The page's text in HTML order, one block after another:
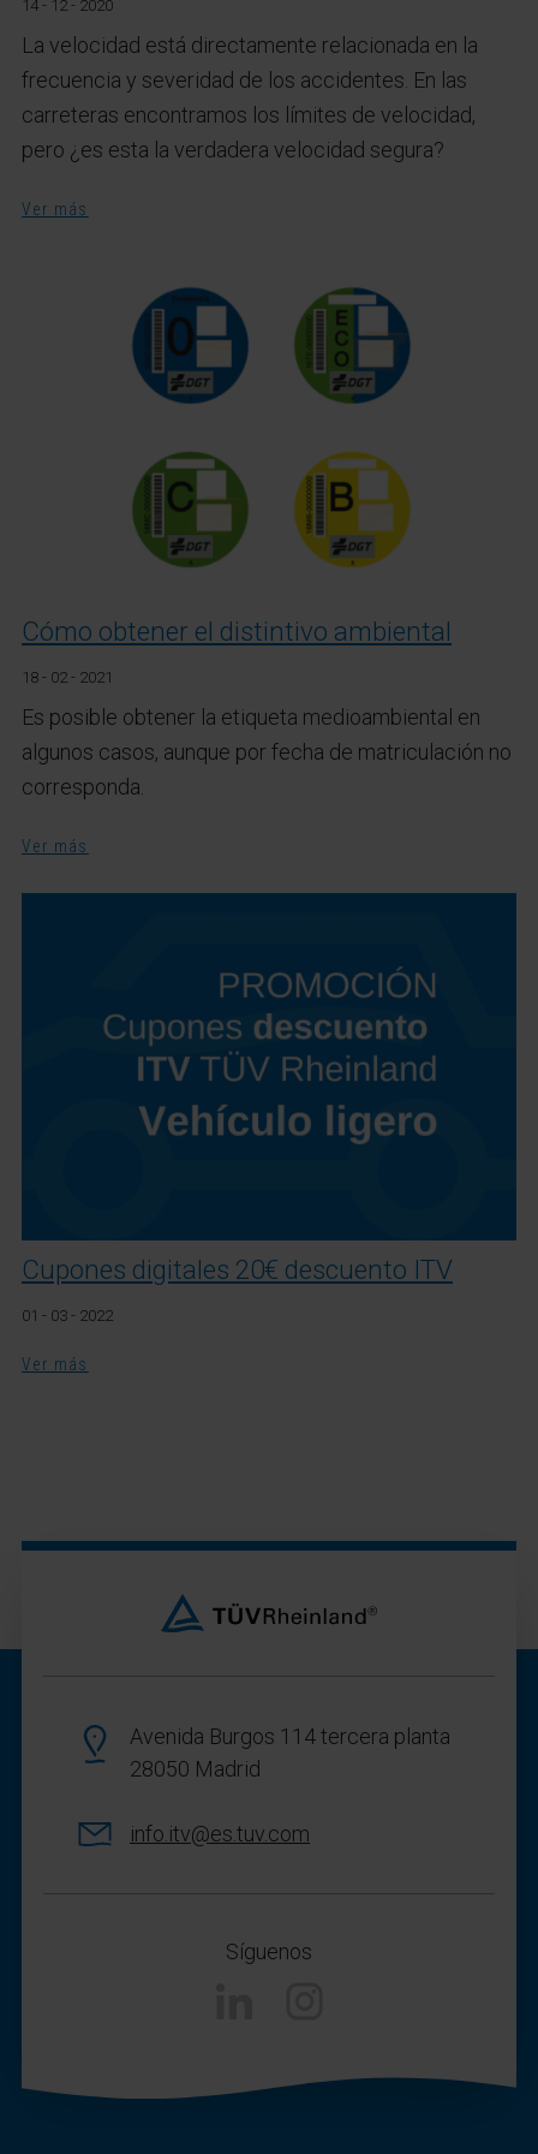
14 - 12 - 2020
La velocidad está directamente relacionada en la
frecuencia y severidad de los accidentes. En las
carreteras encontramos los límites de velocidad,
pero ¿es esta la verdadera velocidad segura?
Ver más
Cómo obtener el distintivo ambiental
18 - 02 - 2021
Es posible obtener la etiqueta medioambiental en
algunos casos, aunque por fecha de matriculación no
corresponda.
Ver más
Cupones digitales 20€ descuento ITV
01 - 03 - 2022
Ver más
Avenida Burgos 114 tercera planta
28050 Madrid
info.itv@es.tuv.com
Síguenos